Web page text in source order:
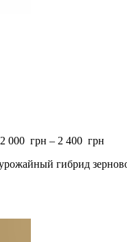
000 грн – 2 400 грн
гибрид